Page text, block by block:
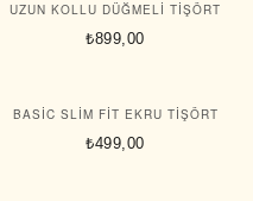
UZUN KOLLU DÜĞMELI TIŞÖRT
₺899,00
BASIC SLIM FIT EKRU TIŞÖRT
₺499,00